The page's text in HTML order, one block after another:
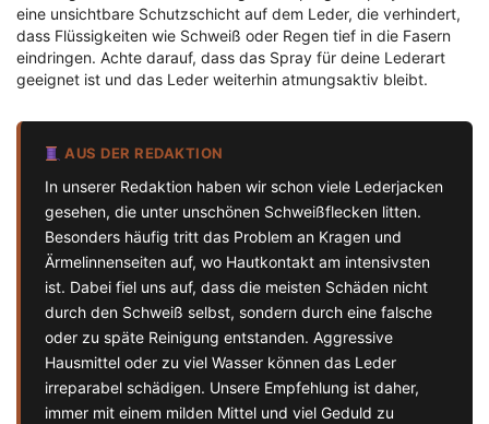
eine unsichtbare Schutzschicht auf dem Leder, die verhindert,
dass Flüssigkeiten wie Schweiß oder Regen tief in die Fasern
eindringen. Achte darauf, dass das Spray für deine Lederart
geeignet ist und das Leder weiterhin atmungsaktiv bleibt.
AUS DER REDAKTION
In unserer Redaktion haben wir schon viele Lederjacken
gesehen, die unter unschönen Schweißflecken litten.
Besonders häufig tritt das Problem an Kragen und
Ärmelinnenseiten auf, wo Hautkontakt am intensivsten
ist. Dabei fiel uns auf, dass die meisten Schäden nicht
durch den Schweiß selbst, sondern durch eine falsche
oder zu späte Reinigung entstanden. Aggressive
Hausmittel oder zu viel Wasser können das Leder
irreparabel schädigen. Unsere Empfehlung ist daher,
immer mit einem milden Mittel und viel Geduld zu